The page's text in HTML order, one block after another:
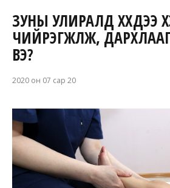
ЗУНЫ УЛИРАЛД ХҮҮХДЭЭ
ЧИЙРЭГЖҮҮЛЖ,
ВЭ?
2020 он 07 сар 20